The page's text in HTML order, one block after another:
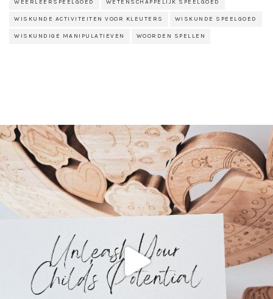
WEERLEERSPEELGOED WETENSCHAPPELIJK SPEELGOED
WISKUNDE ACTIVITEITEN VOOR KLEUTERS WISKUNDE SPEELGOED
WISKUNDIGE MANIPULATIEVEN WOORDEN SPELLEN